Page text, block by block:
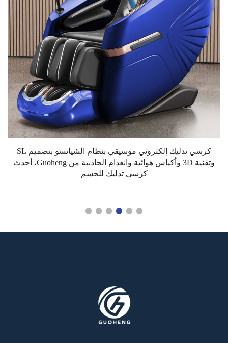
كرسي تدليك إلكتروني موسيقي بنظام الشياتسو بتصميم SL
وتقنية 3D وأكياس هوائية وانعدام الجاذبية من Guoheng، أحدث
كرسي تدليك للجسم